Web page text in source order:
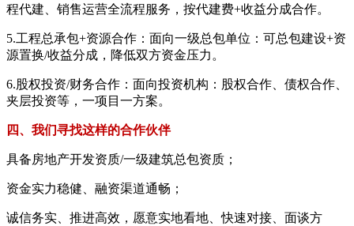
程代建、销售运营全流程服务，按代建费+收益分成合作。
5.工程总承包+资源合作：面向一级总包单位：可总包建设+资
源置换/收益分成，降低双方资金压力。
6.股权投资/财务合作：面向投资机构：股权合作、债权合作、
夹层投资等，一项目一方案。
四、我们寻找这样的合作伙伴
具备房地产开发资质/一级建筑总包资质；
资金实力稳健、融资渠道通畅；
诚信务实、推进高效，愿意实地看地、快速对接、面谈方